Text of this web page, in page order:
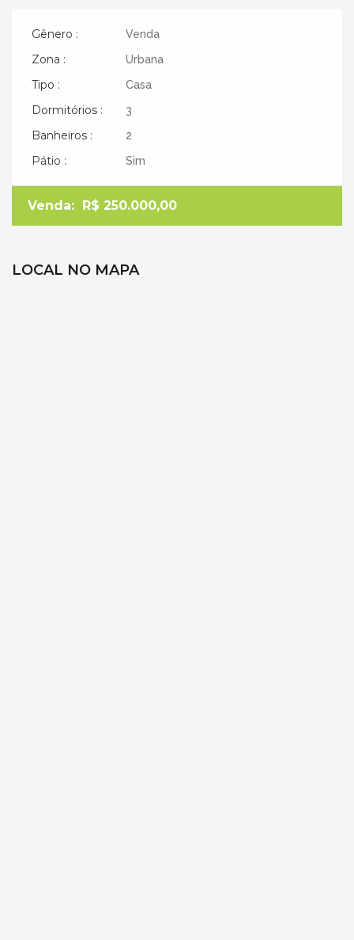
Gênero : Venda
Zona : Urbana
Tipo : Casa
Dormitórios : 3
Banheiros : 2
Pátio : Sim
Venda: R$ 250.000,00
LOCAL NO MAPA